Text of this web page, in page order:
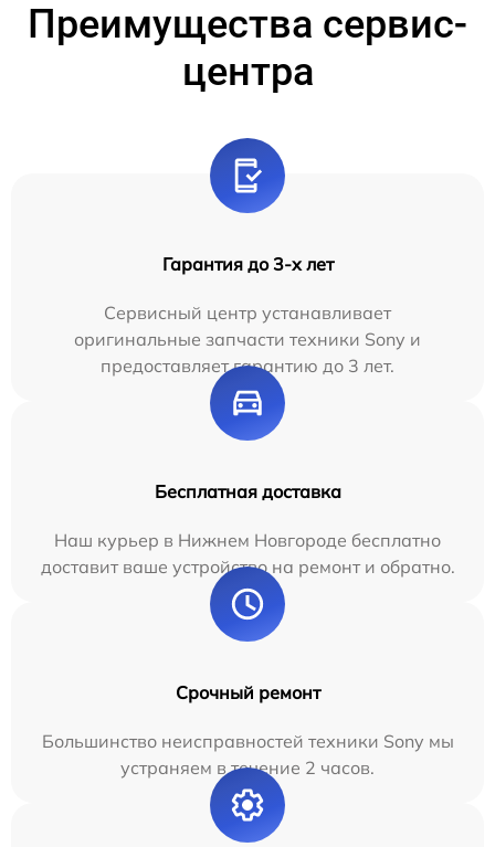
Преимущества сервис-
центра
Гарантия до 3-х лет
Сервисный центр устанавливает
оригинальные запчасти техники Sony и
предоставляет гарантию до 3 лет.
Бесплатная доставка
Наш курьер в Нижнем Новгороде бесплатно
доставит ваше устройство на ремонт и обратно.
Срочный ремонт
Большинство неисправностей техники Sony мы
устраняем в течение 2 часов.